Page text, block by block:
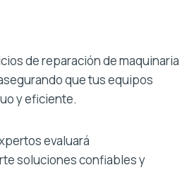
de reparación de maquinaria
que tus equipos
y eficiente.
evaluará
soluciones confiables y